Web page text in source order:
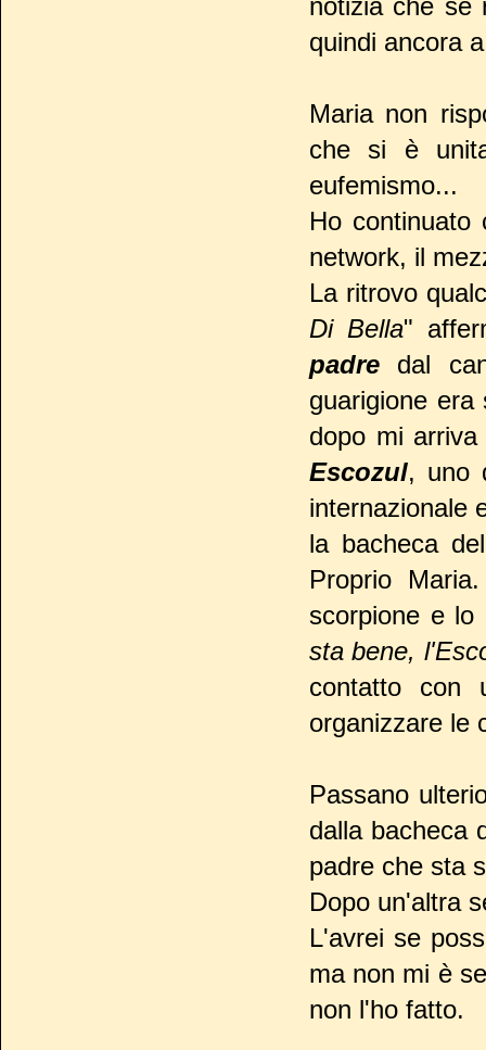
notizia che se
quindi ancora
Maria non
che si è
eufemismo...
Ho continuato
network, il
La ritrovo
Di Bella"
padre dal
guarigione
dopo mi
Escozul, uno
internazionale
la bacheca
Proprio
scorpione e lo
sta bene,
contatto con
organizzare le
Passano
dalla bacheca
padre che sta
Dopo un'altra
L'avrei se
ma non mi è
non l'ho fatto.